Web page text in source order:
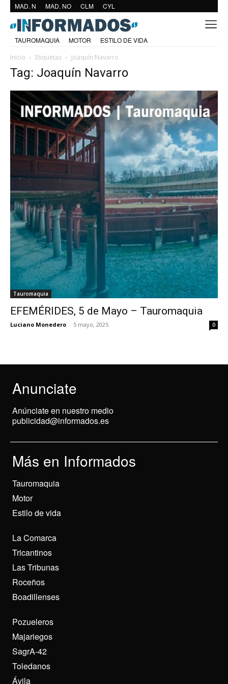
MAD. N MAD. NO CLM CYL
TAUROMAQUIA MOTOR
ESTILO DE VIDA
Inicio
Etiquetas Joaquín Navarro
Tag: Joaquín Navarro
Tauromaquia
EFEMÉRIDES, 5 de Mayo – Tauromaquia
Luciano Monedero - 5 mayo, 2025 0
Anunciate
Anúnciate en nuestro medio
publicidad@informados.es
Más en Informados
Tauromaquia
Motor
Estilo de vida
La Comarca
Tricantinos
Las Tribunas
Roceños
Boadillenses
Pozueleros
Majariegos
SagrA-42
Toledanos
Ávila